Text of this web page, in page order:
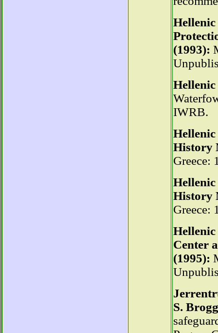
(1993):
IWRB.
History
Greece:
History
Greece:
Center
(1995):
S.